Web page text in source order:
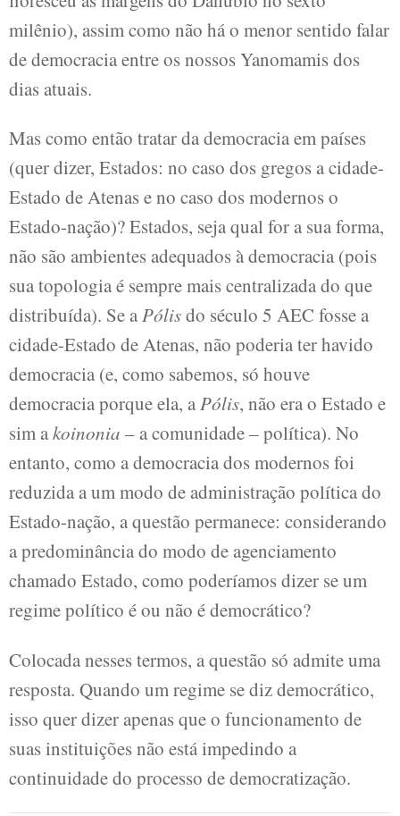
milênio), assim como não há o menor sentido falar
de democracia entre os nossos Yanomamis dos
dias atuais.
Mas como então tratar da democracia em países
(quer dizer, Estados: no caso dos gregos a cidade-
Estado de Atenas e no caso dos modernos o
Estado-nação)? Estados, seja qual for a sua forma,
não são ambientes adequados à democracia (pois
sua topologia é sempre mais centralizada do que
distribuída). Se aPólisdo século 5 AEC fosse a
cidade-Estado de Atenas, não poderia ter havido
democracia (e, como sabemos, só houve
democracia porque ela, aPólis, não era o Estado e
sim akoinonia – a comunidade – política). No
entanto, como a democracia dos modernos foi
reduzida a um modo de administração política do
Estado-nação, a questão permanece: considerando
a predominância do modo de agenciamento
chamado Estado, como poderíamos dizer se um
regime político é ou não é democrático?
Colocada nesses termos, a questão só admite uma
resposta. Quando um regime se diz democrático,
isso quer dizer apenas que o funcionamento de
suas instituições não está impedindo a
continuidade do processo de democratização.